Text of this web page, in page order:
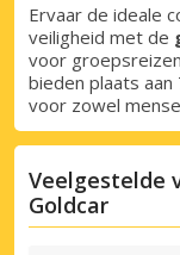
Ervaar de ideale
veiligheid met de
voor
bieden plaats
voor zowel
Veelgestelde
Goldcar